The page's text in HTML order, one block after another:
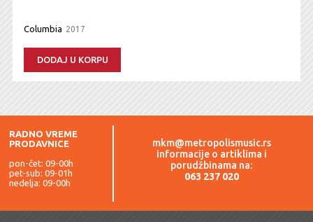
Columbia 2017
DODAJ U KORPU
RADNO VREME
PRODAVNICE
pon-čet: 09-00h
pet-sub: 09-01h
nedelja: 09-00h
mkm@metropolismusic.rs
informacije o artiklima i
porudžbinama na:
063 237 020